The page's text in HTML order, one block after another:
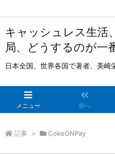
キャッシュレス生
局、どうするのが一
日本全国、世界各国で著者、美崎
メニュー 前へ
記事 > CokeONPay